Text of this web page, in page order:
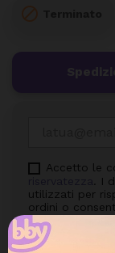
Accetto le
. I
utilizzati per
ordini o
Hai il diritto di
informazioni
mio Account".